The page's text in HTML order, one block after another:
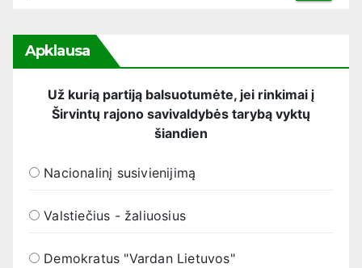
Apklausa
Už kurią partiją balsuotumėte, jei rinkimai į
Širvintų rajono savivaldybės tarybą vyktų
šiandien
Nacionalinį susivienijimą
Valstiečius - žaliuosius
Demokratus "Vardan Lietuvos"